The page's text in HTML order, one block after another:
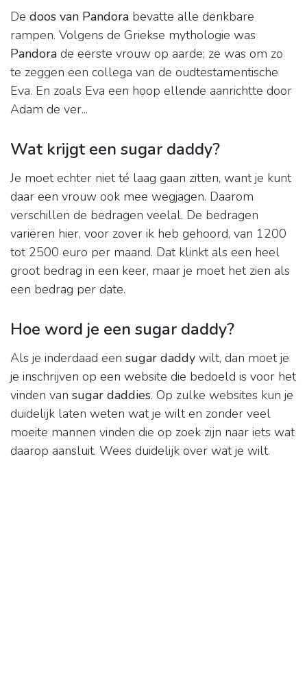
De doos van Pandora bevatte alle denkbare
rampen. Volgens de Griekse mythologie was
Pandora de eerste vrouw op aarde; ze was om zo
te zeggen een collega van de oudtestamentische
Eva. En zoals Eva een hoop ellende aanrichtte door
Adam de ver...
Wat krijgt een sugar daddy?
Je moet echter niet té laag gaan zitten, want je kunt
daar een vrouw ook mee wegjagen. Daarom
verschillen de bedragen veelal. De bedragen
variëren hier, voor zover ik heb gehoord, van 1200
tot 2500 euro per maand. Dat klinkt als een heel
groot bedrag in een keer, maar je moet het zien als
een bedrag per date.
Hoe word je een sugar daddy?
Als je inderdaad een sugar daddy wilt, dan moet je
je inschrijven op een website die bedoeld is voor het
vinden van sugar daddies. Op zulke websites kun je
duidelijk laten weten wat je wilt en zonder veel
moeite mannen vinden die op zoek zijn naar iets wat
daarop aansluit. Wees duidelijk over wat je wilt.